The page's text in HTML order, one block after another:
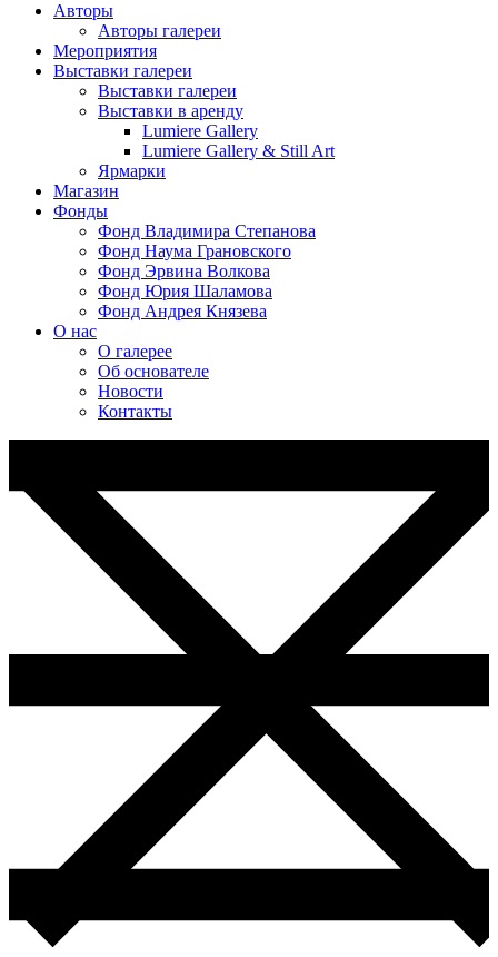
Авторы
Авторы галереи
Мероприятия
Выставки галереи
Выставки галереи
Выставки в аренду
Lumiere Gallery
Lumiere Gallery & Still Art
Ярмарки
Магазин
Фонды
Фонд Владимира Степанова
Фонд Наума Грановского
Фонд Эрвина Волкова
Фонд Юрия Шаламова
Фонд Андрея Князева
О нас
О галерее
Об основателе
Новости
Контакты